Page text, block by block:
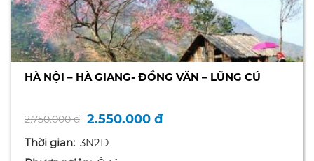
HÀ NỘI – HÀ GIANG- ĐỒNG VĂN – LŨNG CÚ
2.750.000 đ 2.550.000 đ
Thời gian: 3N2D